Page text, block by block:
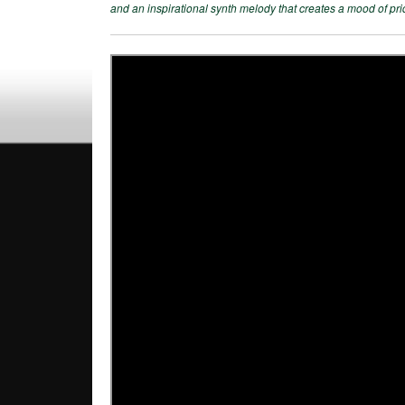
and an inspirational synth melody that creates a mood of